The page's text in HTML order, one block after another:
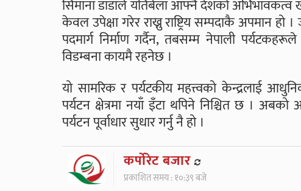
सिमाना डाँडाले यतिबेला आफ्नै देशको अभिभावकत्व
केवल उपेक्षा गरेर राख्नु राष्ट्रिय सम्पदाकै
पदमार्ग निर्माण गर्दैन, तबसम्म नेपाली
विडम्बना कायमै रहनेछ ।
यो सामरिक र पर्यटकीय महत्त्वको केन्द्रलाई
पर्यटन क्षेत्रमा नयाँ इँटा थपिने निश्चित छ । अबको
पर्यटन पूर्वाधार सुधार गर्नु नै हो ।
कर्पाेरेट बजार
प्रकाशित समय : १०:३९ बजे